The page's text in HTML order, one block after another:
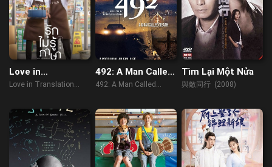
Love in
Translation
Love in Translation
492: A Man Called
Death
492: A Man Called
Tìm Lại Một Nửa
與敵同行 (2008)